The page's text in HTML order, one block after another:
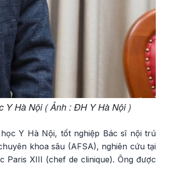
Y Hà Nội ( Ảnh : ĐH Y Hà Nội )
Y Hà Nội, tốt nghiệp Bác sĩ nội trú
khoa sâu (AFSA), nghiên cứu tại
Paris XIII (chef de clinique). Ông được